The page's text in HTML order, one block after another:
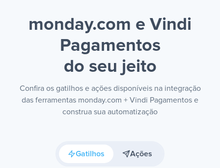
monday.com e Vindi
Pagamentos
do seu jeito
Confira os gatilhos e ações disponíveis na integração
das ferramentas monday.com + Vindi Pagamentos e
construa sua automatização
Gatilhos Ações